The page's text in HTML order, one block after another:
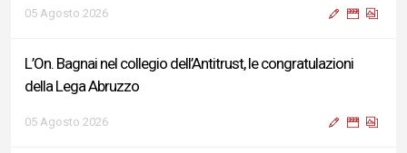
05 Agosto 2026
L’On. Bagnai nel collegio dell’Antitrust, le congratulazioni
della Lega Abruzzo
05 Agosto 2026